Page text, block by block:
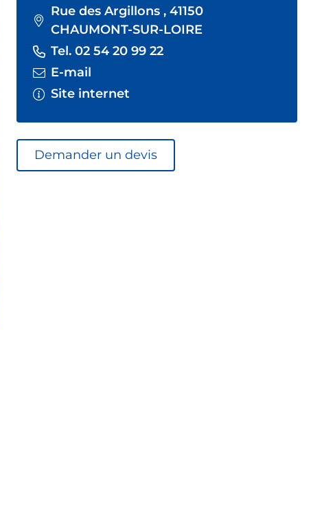
Rue des Argillons , 41150
CHAUMONT-SUR-LOIRE
Tel. 02 54 20 99 22
E-mail
Site internet
Demander un devis